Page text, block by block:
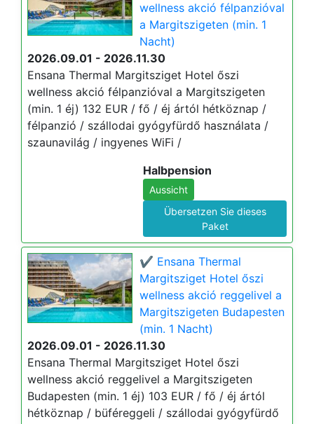
wellness akció félpanzióval
a Margitszigeten (min. 1
Nacht)
2026.09.01 - 2026.11.30
Ensana Thermal Margitsziget Hotel őszi
wellness akció félpanzióval a Margitszigeten
(min. 1 éj) 132 EUR / fő / éj ártól hétköznap /
félpanzió / szállodai gyógyfürdő használata /
szaunavilág / ingyenes WiFi /
Halbpension
Aussicht
Übersetzen Sie dieses
Paket
✔️ Ensana Thermal
Margitsziget Hotel őszi
wellness akció reggelivel a
Margitszigeten Budapesten
(min. 1 Nacht)
2026.09.01 - 2026.11.30
Ensana Thermal Margitsziget Hotel őszi
wellness akció reggelivel a Margitszigeten
Budapesten (min. 1 éj) 103 EUR / fő / éj ártól
hétköznap / büféreggeli / szállodai gyógyfürdő